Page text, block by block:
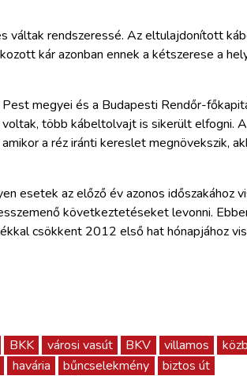
rendszeressé. Az eltulajdonított
kár azonban ennek a kétszerese a
megyei és a Budapesti Rendőr-
több kábeltolvajt is sikerült elfogni.
a réz iránti kereslet megnövekszik,
esetek az előző év azonos időszakához
következtetéseket levonni.
csökkent 2012 első hat hónapjához
BKK városi vasút BKV villamos
havária
bűncselekmény
biztos út